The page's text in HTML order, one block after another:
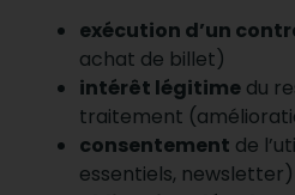
exécution d’un
achat de billet)
intérêt légitime du
traitement
consentement de
essentiels, newsletter)